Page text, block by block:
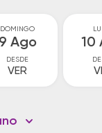
DOMINGO
9 Ago
DESDE
VER
10